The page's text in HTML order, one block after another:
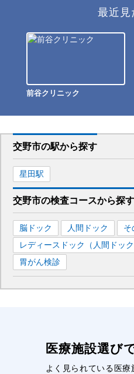
最近見
前谷クリニック
交野市の駅から探す
星田駅
交野市の検査コースから探す
脳ドック 人間ドック
そ
レディースドック（人間ドック
胃がん検診
医療施設選び
よく見られている医療